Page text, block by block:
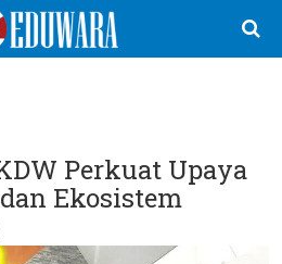
Perkuat Upaya
Ekosistem